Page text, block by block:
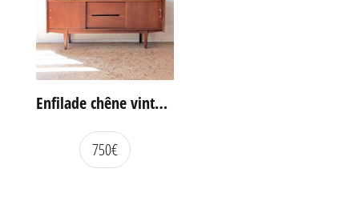
Enfilade chêne vintage portes coulissantes
750€